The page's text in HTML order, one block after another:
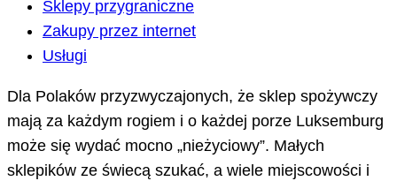
Sklepy przygraniczne
Zakupy przez internet
Usługi
Dla Polaków przyzwyczajonych, że sklep spożywczy
mają za każdym rogiem i o każdej porze Luksemburg
może się wydać mocno „nieżyciowy”. Małych
sklepików ze świecą szukać, a wiele miejscowości i